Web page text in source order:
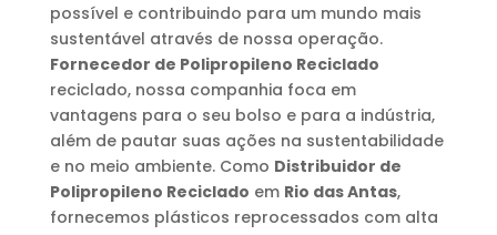
possível e contribuindo para um mundo mais
sustentável através de nossa operação.
Fornecedor de Polipropileno Reciclado
reciclado, nossa companhia foca em
vantagens para o seu bolso e para a indústria,
além de pautar suas ações na sustentabilidade
e no meio ambiente. Como Distribuidor de
Polipropileno Reciclado em Rio das Antas,
fornecemos plásticos reprocessados com alta